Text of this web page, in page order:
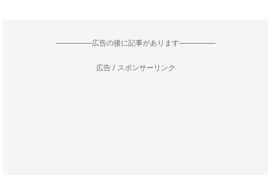
--------------------広告の後に記事があります--------------------
広告 / スポンサーリンク